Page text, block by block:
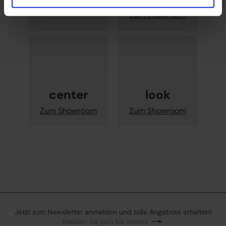
Zum Showroom
center
Zum Showroom
look
Zum Showroom
Jetzt zum Newsletter anmelden und tolle Angebote erhalten!
Abonnieren
Melden Sie sich für unsere Mailingliste an